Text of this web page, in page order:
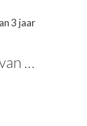
3 jaar
…